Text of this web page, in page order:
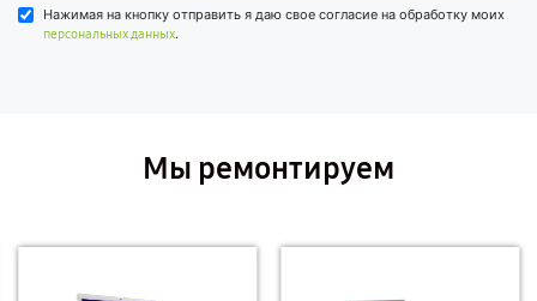
Нажимая на кнопку отправить я даю свое согласие на обработку моих
персональных данных.
Мы ремонтируем